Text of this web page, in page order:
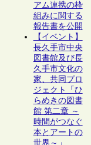
アム連携の枠
組みに関する
報告書を公開
【イベント】
長久手市中央
図書館及び長
久手市文化の
家、共同プロ
ジェクト「ひ
らめきの図書
館 第二章 ～
時間がつなぐ
本とアートの
世界～」